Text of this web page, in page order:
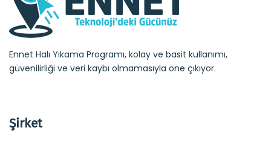
Ennet Halı Yıkama Programı, kolay ve basit kullanımı,
güvenilirliği ve veri kaybı olmamasıyla öne çıkıyor.
Şirket